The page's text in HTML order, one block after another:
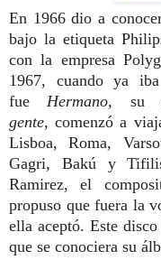
En 1966 dio a
bajo la etiqueta
con la empresa
1967, cuando ya
fueHermano, su
gente, comenzó a
Lisboa, Roma,
Gagri, Bakú y
Ramirez, el
propuso que fuera la
ella aceptó. Este
que se conociera su